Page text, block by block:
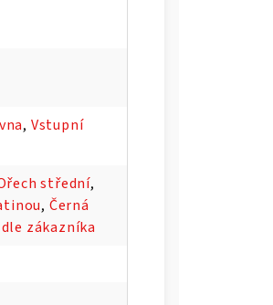
, Vstupní
střední,
, Černá
dle zákazníka